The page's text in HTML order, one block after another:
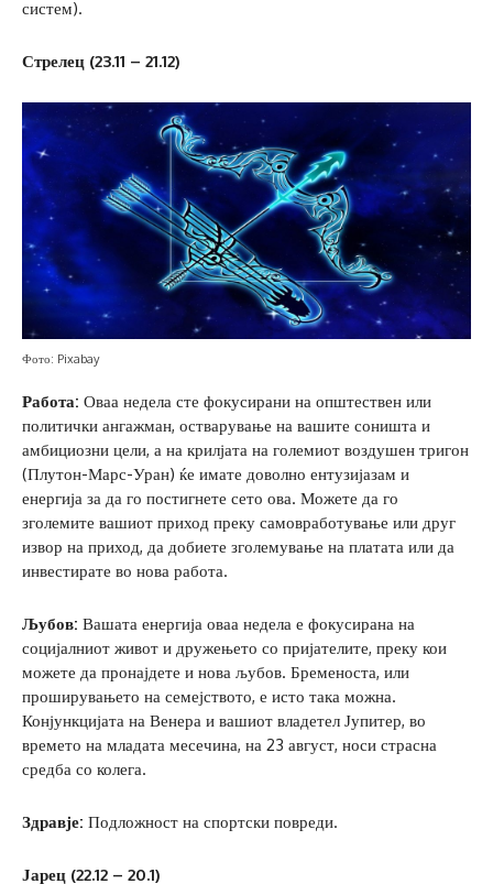
систем).
Стрелец (23.11 – 21.12)
Фото: Pixabay
Работа: Оваа недела сте фокусирани на општествен или
политички ангажман, остварување на вашите соништа и
амбициозни цели, а на крилјата на големиот воздушен тригон
(Плутон-Марс-Уран) ќе имате доволно ентузијазам и
енергија за да го постигнете сето ова. Можете да го
зголемите вашиот приход преку самовработување или друг
извор на приход, да добиете зголемување на платата или да
инвестирате во нова работа.
Љубов: Вашата енергија оваа недела е фокусирана на
социјалниот живот и дружењето со пријателите, преку кои
можете да пронајдете и нова љубов. Бременоста, или
проширувањето на семејството, е исто така можна.
Конјункцијата на Венера и вашиот владетел Јупитер, во
времето на младата месечина, на 23 август, носи страсна
средба со колега.
Здравје: Подложност на спортски повреди.
Јарец (22.12 – 20.1)